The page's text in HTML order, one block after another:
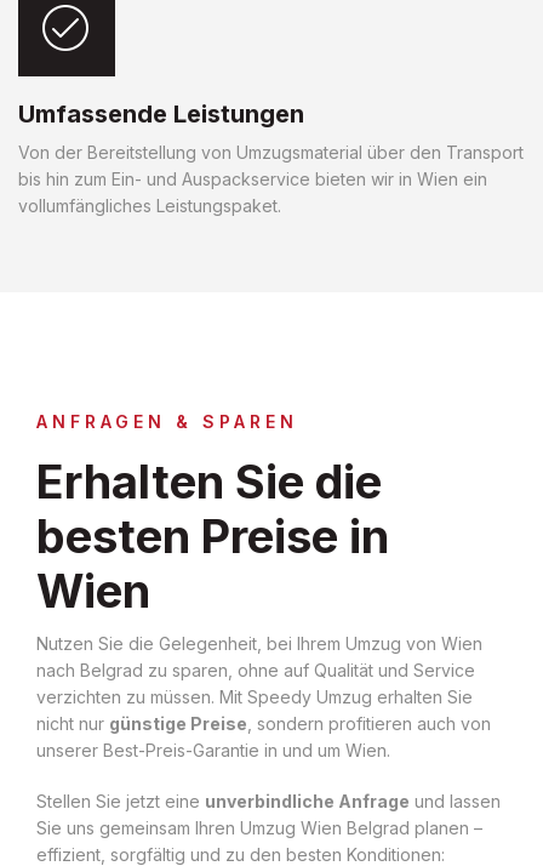
Umfassende Leistungen
Von der Bereitstellung von Umzugsmaterial über den Transport
bis hin zum Ein- und Auspackservice bieten wir in Wien ein
vollumfängliches Leistungspaket.
ANFRAGEN & SPAREN
Erhalten Sie die
besten Preise in
Wien
Nutzen Sie die Gelegenheit, bei Ihrem Umzug von Wien
nach Belgrad zu sparen, ohne auf Qualität und Service
verzichten zu müssen. Mit Speedy Umzug erhalten Sie
nicht nur günstige Preise , sondern profitieren auch von
unserer Best-Preis-Garantie in und um Wien.
Stellen Sie jetzt eine unverbindliche Anfrage und lassen
Sie uns gemeinsam Ihren Umzug Wien Belgrad planen –
effizient, sorgfältig und zu den besten Konditionen: